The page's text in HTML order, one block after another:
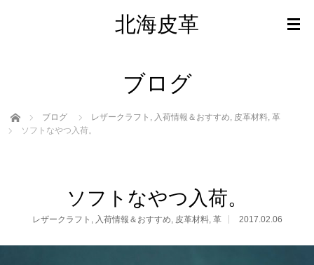
北海皮革
ブログ
ホーム ブログ レザークラフト , 入荷情報＆おすすめ, 皮革材料, 革
ソフトなやつ入荷。
ソフトなやつ入荷。
レザークラフト , 入荷情報＆おすすめ, 皮革材料, 革 2017.02.06